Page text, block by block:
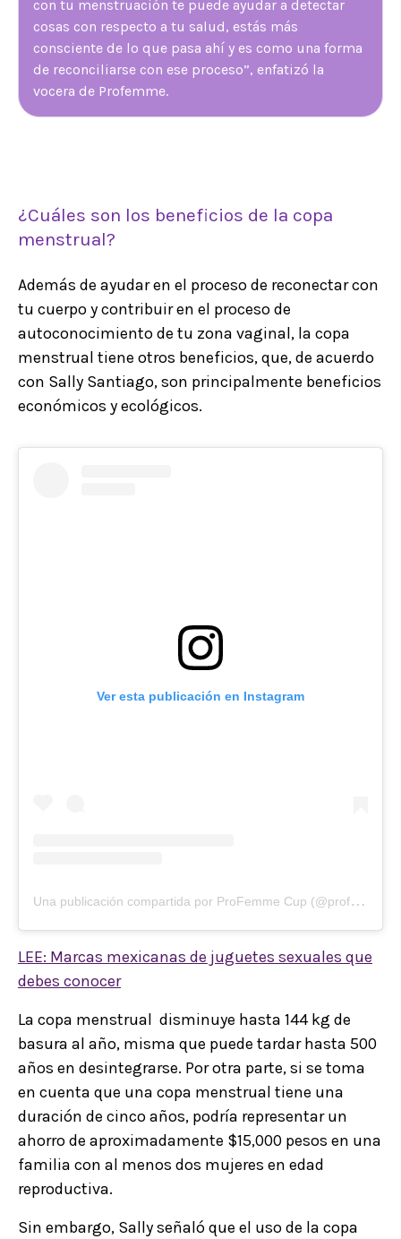
con tu menstruación te puede ayudar a detectar
cosas con respecto a tu salud, estás más
consciente de lo que pasa ahí y es como una forma
de reconciliarse con ese proceso”, enfatizó la
vocera de Profemme.
¿Cuáles son los beneficios de la copa
menstrual?
Además de ayudar en el proceso de reconectar con
tu cuerpo y contribuir en el proceso de
autoconocimiento de tu zona vaginal, la copa
menstrual tiene otros beneficios, que, de acuerdo
con Sally Santiago, son principalmente beneficios
económicos y ecológicos.
Ver esta publicación en Instagram
U
na publicación compartida por ProFemme Cup (@profemmecup)
LEE: Marcas mexicanas de juguetes sexuales que
debes conocer
La copa menstrual disminuye hasta 144 kg de
basura al año, misma que puede tardar hasta 500
años en desintegrarse. Por otra parte, si se toma
en cuenta que una copa menstrual tiene una
duración de cinco años, podría representar un
ahorro de aproximadamente $15,000 pesos en una
familia con al menos dos mujeres en edad
reproductiva.
Sin embargo, Sally señaló que el uso de la copa